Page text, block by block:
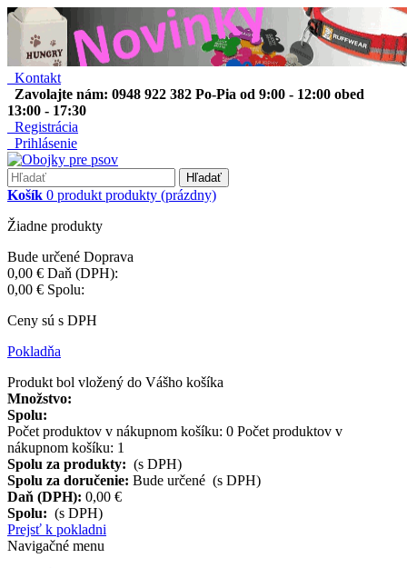
Kontakt
Zavolajte nám: 0948 922 382 Po-Pia od 9:00 - 12:00 obed
13:00 - 17:30
Registrácia
Prihlásenie
Hľadať
Košík 0 produkt produkty (prázdny)
Žiadne produkty
Bude určené Doprava
0,00 € Daň (DPH):
0,00 € Spolu:
Ceny sú s DPH
Pokladňa
Produkt bol vložený do Vášho košíka
Množstvo:
Spolu:
Počet produktov v nákupnom košíku: 0 Počet produktov v
nákupnom košíku: 1
Spolu za produkty: (s DPH)
Spolu za doručenie: Bude určené (s DPH)
Daň (DPH): 0,00 €
Spolu: (s DPH)
Prejsť k pokladni
Navigačné menu